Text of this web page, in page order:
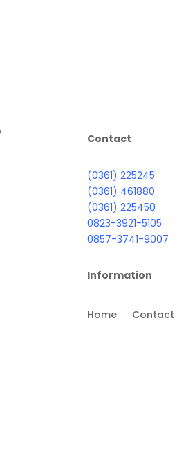
Contact
(0361) 225245
(0361) 461880
(0361) 225450
0823-3921-5105
0857-3741-9007
Information
Home Contact